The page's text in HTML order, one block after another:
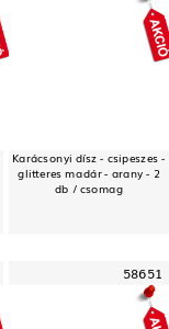
Karácsonyi dísz - csipeszes -
glitteres madár - arany - 2
db / csomag
58651